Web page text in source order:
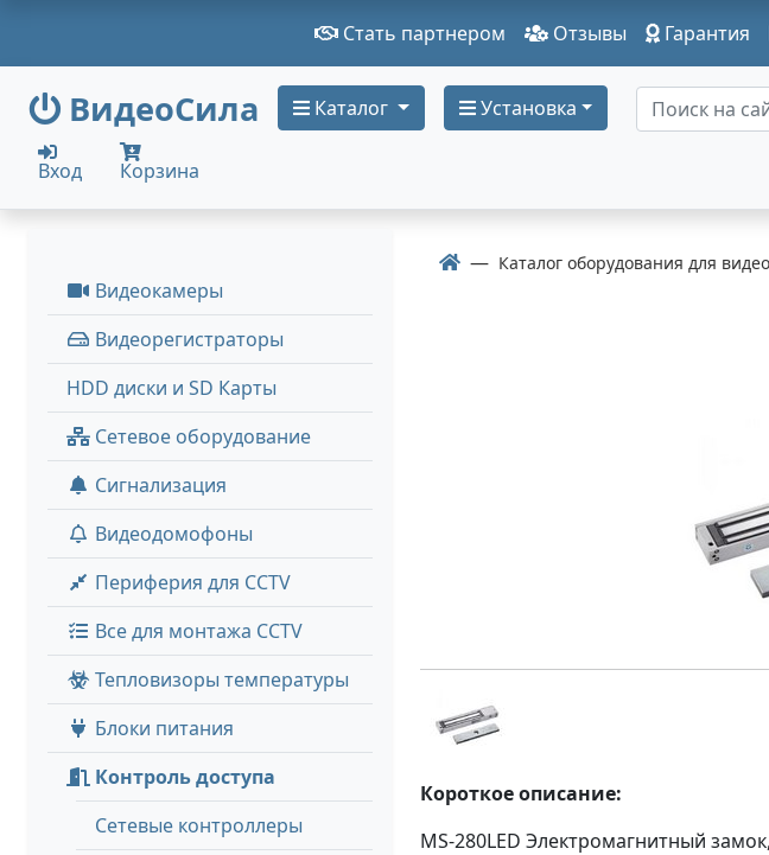
Стать партнером Отзывы Гарантия
ВидеоСила Каталог Установка
Вход Корзина
Видеокамеры
Видеорегистраторы
HDD диски и SD Карты
Сетевое оборудование
Сигнализация
Видеодомофоны
Периферия для CCTV
Все для монтажа CCTV
Тепловизоры температуры
Блоки питания
Контроль доступа
Сетевые контроллеры
Каталог оборудования для
Короткое описание:
MS-280LED Электромагнитный